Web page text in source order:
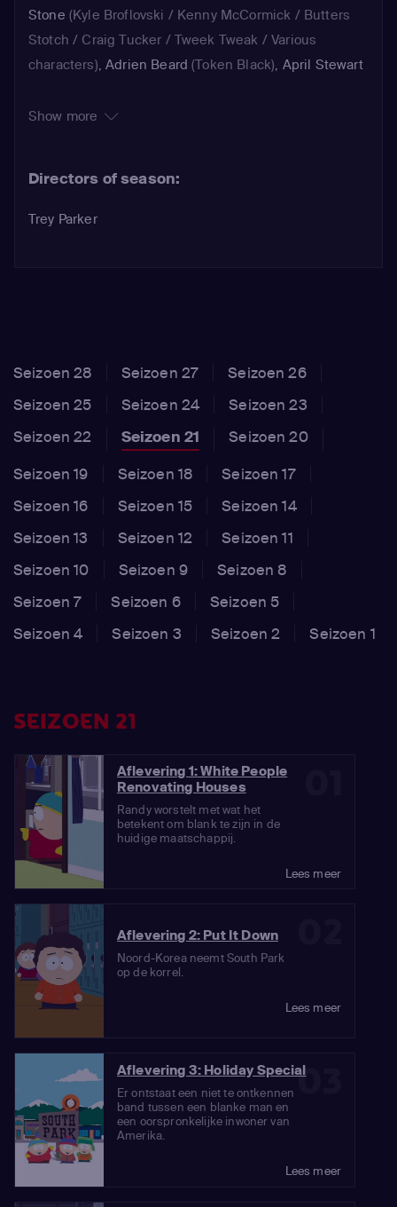
Stone (Kyle Broflovski / Kenny McCormick / Butters
Stotch / Craig Tucker / Tweek Tweak / Various
characters),Adrien Beard (Token Black), April Stewart
Various characters)
Beard(Token Black / Mr. Williams)
Marsh / Eric Cartman / Randy Marsh / Jimmy Valmer /
Stewart(Mrs. McGullicutty / Sue Preston / Swiper the
Fox / Annie)
Show more
Directors of season:
Trey Parker
Seizoen 28 Seizoen 27
Seizoen 26
Seizoen 25
Seizoen 24
Seizoen 23
Seizoen 22
Seizoen 21
Seizoen 20
Seizoen 19
Seizoen 18
Seizoen 17
Seizoen 16
Seizoen 15
Seizoen 14
Seizoen 13
Seizoen 12
Seizoen 11
Seizoen 10
Seizoen 9
Seizoen 8
Seizoen 7
Seizoen 6
Seizoen 5
Seizoen 4
Seizoen 3 Seizoen 2 Seizoen 1
SEIZOEN 21
Aflevering 1: White People
Renovating Houses
Randy worstelt met wat het
betekent om blank te zijn in de
huidige maatschappij.
Lees meer
Aflevering 2: Put It Down
Noord-Korea neemt South Park
op de korrel.
Lees meer
03
Aflevering 3: Holiday Special
Er ontstaat een niet te ontkennen
band tussen een blanke man en
een oorspronkelijke inwoner van
Amerika.
Lees meer